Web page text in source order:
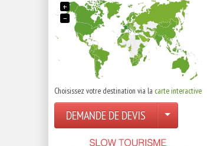
+
−
Choisissez votre destination via la carte interactive
DEMANDE DE DEVIS